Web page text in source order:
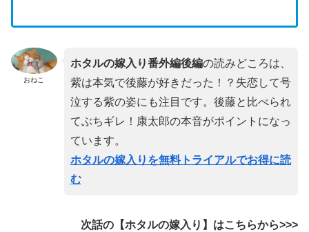
おねこ
ホタルの嫁入り番外編後編の読みどころは、
紫は本気で後藤が好きだった！？失恋して号
泣する紫の姿にも注目です。後藤と比べられ
てぶちギレ！康太郎の本音がポイントになっ
ています。
ホタルの嫁入りを無料トライアルでお得に読
む
次話の【ホタルの嫁入り】 はこちらから>>>